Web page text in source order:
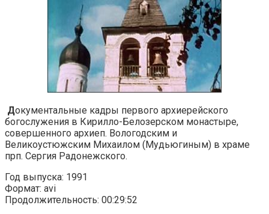
Документальные кадры первого архиерейского
богослужения в Кирилло-Белозерском монастыре,
совершенного архиеп. Вологодским и
Великоустюжским Михаилом (Мудьюгиным) в храме
прп. Сергия Радонежского.
Год выпуска: 1991
Формат: avi
Продолжительность: 00:29:52